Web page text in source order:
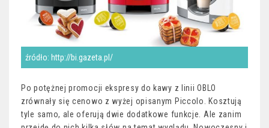
źródło: http://bi.gazeta.pl/
Po potężnej promocji ekspresy do kawy z linii OBLO
zrównały się cenowo z wyżej opisanym Piccolo. Kosztują
tyle samo, ale oferują dwie dodatkowe funkcje. Ale zanim